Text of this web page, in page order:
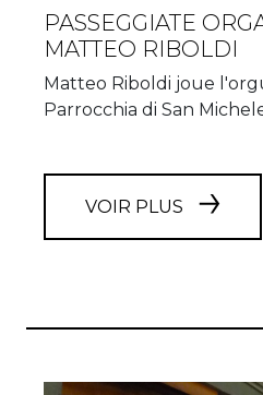
PASSEGGIATE
MATTEO RIBOLDI
Matteo Riboldi joue
Parrocchia di San
VOIR PLUS